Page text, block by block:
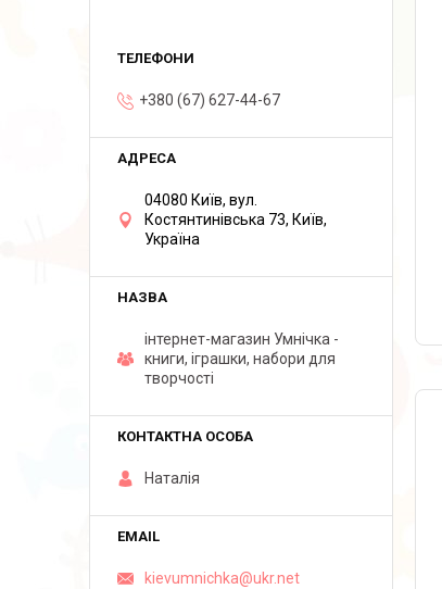
+380 (67) 627-44-67
04080 Київ, вул.
Костянтинівська 73, Київ,
Україна
інтернет-магазин Умнічка -
книги, іграшки, набори для
творчості
Наталія
kievumnichka@ukr.net